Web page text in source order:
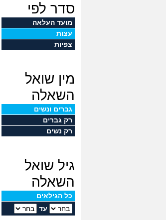
סדר לפי
מועד העלאה
עצות
צפיות
מין שואל
השאלה
גברים ונשים
רק גברים
רק נשים
גיל שואל
השאלה
כל הגילאים
עד